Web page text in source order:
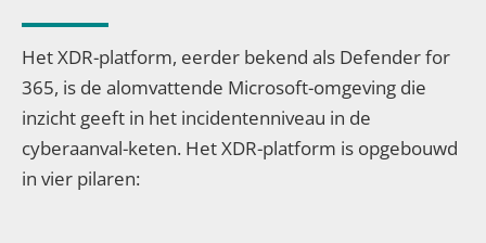
Het XDR-platform, eerder bekend als Defender for
365, is de alomvattende Microsoft-omgeving die
inzicht geeft in het incidentenniveau in de
cyberaanval-keten. Het XDR-platform is opgebouwd
in vier pilaren: